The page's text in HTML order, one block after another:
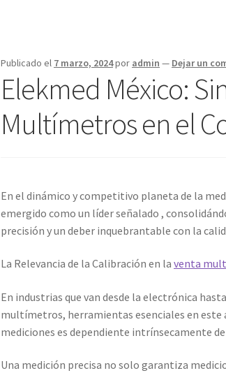
¿Qué es un multímetro y cuál es su función
Amperímetro con certificado de calibración
Calibración de Medidores de Resistencia –
Medidor de tierras con certificado de calibración
Sobre Nosotros – Elekmed México Soporte
Publicado el 7 marzo, 2024por admin — Dejar un
Elekmed México:
Multímetros en el
En el dinámico y competitivo planeta de la
emergido como un líder señalado ,
precisión y un deber inquebrantable con la
La Relevancia de la Calibración en laventa
En industrias que van desde la electrónica
multímetros, herramientas esenciales en este
mediciones es dependiente intrínsecamente
Una medición precisa no solo garantiza